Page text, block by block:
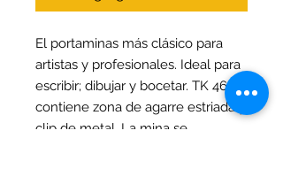
El portaminas más clásico para
artistas y profesionales. Ideal para
escribir; dibujar y bocetar. TK 4600
contiene zona de agarre estriada y
clip de metal. La mina se